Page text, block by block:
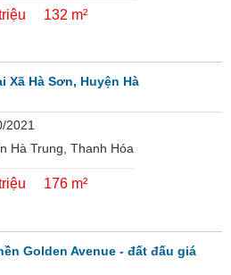
132 m²
Xã Hà Sơn, Huyện Hà
2021
Hà Trung, Thanh Hóa
176 m²
Golden Avenue - đất đấu giá